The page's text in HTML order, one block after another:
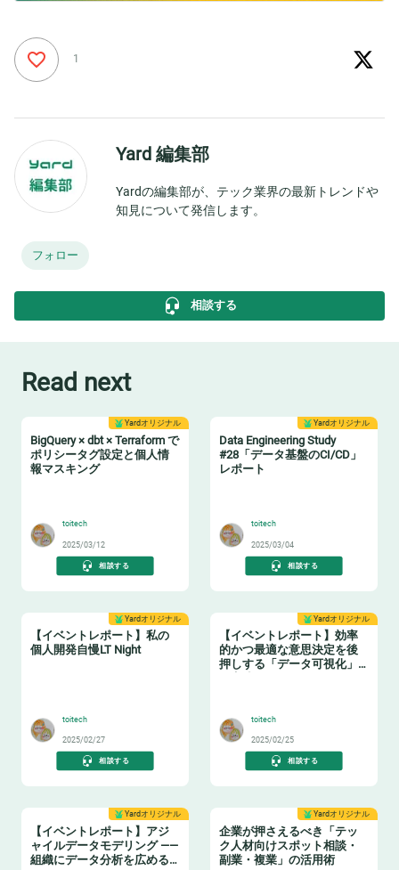
1
Yard 編集部
Yardの編集部が、テック業界の最新トレンドや
知見について発信します。
フォロー
相談する
Read next
Yardオリジナル
BigQuery × dbt × Terraform で
ポリシータグ設定と個人情
報マスキング
toitech
2025/03/12
相談する
Yardオリジナル
Data Engineering Study
#28「データ基盤のCI/CD」
レポート
toitech
2025/03/04
相談する
Yardオリジナル
【イベントレポート】私の
個人開発自慢LT Night
toitech
2025/02/27
相談する
Yardオリジナル
【イベントレポート】効率
的かつ最適な意思決定を後
押しする「データ可視化」
toitech
2025/02/25
相談する
Yardオリジナル
【イベントレポート】アジ
ャイルデータモデリング ——
組織にデータ分析を広める
Yardオリジナル
企業が押さえるべき「テッ
ク人材向けスポット相談・
副業・複業」の活用術